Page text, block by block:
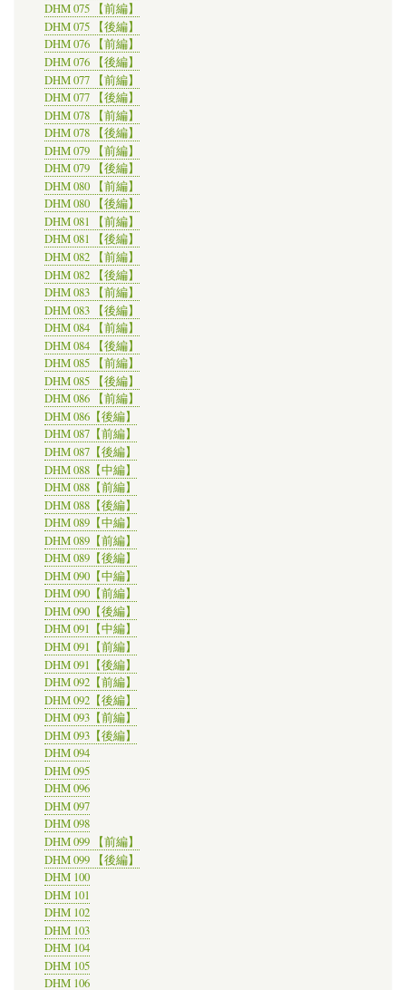
DHM 075 【前編】
DHM 075 【後編】
DHM 076 【前編】
DHM 076 【後編】
DHM 077 【前編】
DHM 077 【後編】
DHM 078 【前編】
DHM 078 【後編】
DHM 079 【前編】
DHM 079 【後編】
DHM 080 【前編】
DHM 080 【後編】
DHM 081 【前編】
DHM 081 【後編】
DHM 082 【前編】
DHM 082 【後編】
DHM 083 【前編】
DHM 083 【後編】
DHM 084 【前編】
DHM 084 【後編】
DHM 085 【前編】
DHM 085 【後編】
DHM 086 【前編】
DHM 086【後編】
DHM 087【前編】
DHM 087【後編】
DHM 088【中編】
DHM 088【前編】
DHM 088【後編】
DHM 089【中編】
DHM 089【前編】
DHM 089【後編】
DHM 090【中編】
DHM 090【前編】
DHM 090【後編】
DHM 091【中編】
DHM 091【前編】
DHM 091【後編】
DHM 092【前編】
DHM 092【後編】
DHM 093【前編】
DHM 093【後編】
DHM 094
DHM 095
DHM 096
DHM 097
DHM 098
DHM 099 【前編】
DHM 099 【後編】
DHM 100
DHM 101
DHM 102
DHM 103
DHM 104
DHM 105
DHM 106